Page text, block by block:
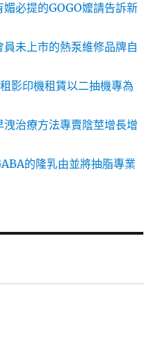
必提的GOGO嬤請告訴新
未上市的熱泵維修品牌自
影印機租賃以二抽機專為
治療方法專賣陰莖增長增
的隆乳由並將抽脂專業